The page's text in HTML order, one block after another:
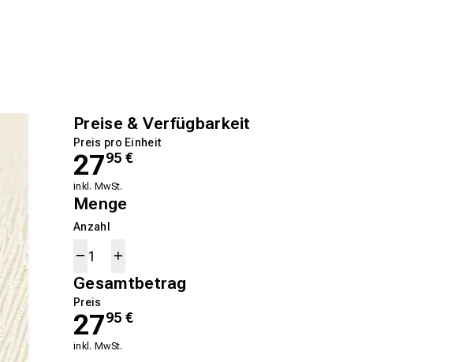
Preise & Verfügbarkeit
Preis pro Einheit
2795 €
inkl. MwSt.
Menge
Anzahl
Gesamtbetrag
Preis
2795 €
inkl. MwSt.